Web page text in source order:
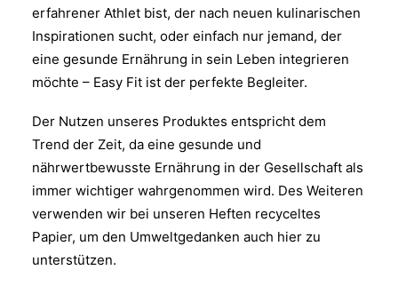
erfahrener Athlet bist, der nach neuen kulinarischen
Inspirationen sucht, oder einfach nur jemand, der
eine gesunde Ernährung in sein Leben integrieren
möchte – Easy Fit ist der perfekte Begleiter.
Der Nutzen unseres Produktes entspricht dem
Trend der Zeit, da eine gesunde und
nährwertbewusste Ernährung in der Gesellschaft als
immer wichtiger wahrgenommen wird. Des Weiteren
verwenden wir bei unseren Heften recyceltes
Papier, um den Umweltgedanken auch hier zu
unterstützen.